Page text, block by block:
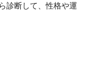
診断して、性格や運